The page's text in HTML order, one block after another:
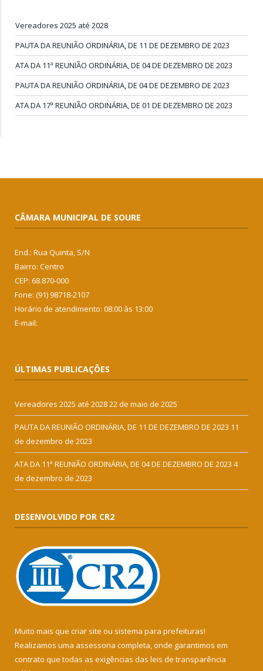
Vereadores 2025 até 2028
PAUTA DA REUNIÃO ORDINÁRIA, DE 11 DE DEZEMBRO DE 2023
ATA DA 11ª REUNIÃO ORDINÁRIA, DE 04 DE DEZEMBRO DE 2023
PAUTA DA REUNIÃO ORDINÁRIA, DE 04 DE DEZEMBRO DE 2023
ATA DA 17ª REUNIÃO ORDINÁRIA, DE 01 DE DEZEMBRO DE 2023
CÂMARA MUNICIPAL DE SOURE
End.: Rua Quinta, S/N
Bairro: Centro
CEP: 68.870-000
Fone: (91) 98718-2107
Horário de atendimento: 08:00 às 13:00
E-mail:
ÚLTIMAS PUBLICAÇÕES
Vereadores 2025 até 202822 de maio de 2025
PAUTA DA REUNIÃO ORDINÁRIA, DE 11 DE DEZEMBRO DE 2023 11
de dezembro de 2023
ATA DA 11ª REUNIÃO ORDINÁRIA, DE 04 DE DEZEMBRO DE 2023 4
de dezembro de 2023
DESENVOLVIDO POR CR2
Muito mais que criar site ou sistema para prefeituras!
Realizamos uma assessoria completa, onde garantimos em
contrato que todas as exigências das leis de transparência